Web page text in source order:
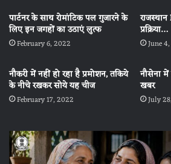
पार्टनर के साथ रोमांटिक पल गुजारने के
लिए इन जगहों का उठाएं लुत्फ
February 6, 2022
प्रक्रिया…
June
नौकरी में नहीं हो रहा है प्रमोशन, तकिये
के नीचे रखकर सोये यह चीज
February 17, 2022
नौसेना में
खबर
July